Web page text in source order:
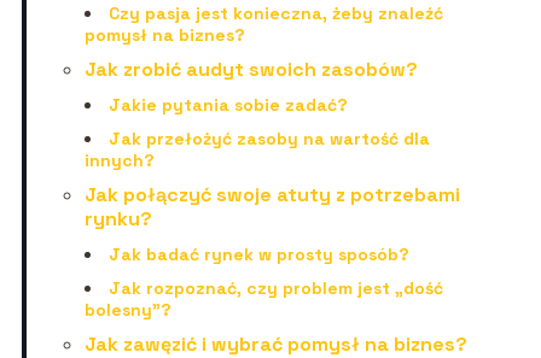
Czy pasja jest konieczna, żeby znaleźć
pomysł na biznes?
Jak zrobić audyt swoich zasobów?
Jakie pytania sobie zadać?
Jak przełożyć zasoby na wartość dla
innych?
Jak połączyć swoje atuty z potrzebami
rynku?
Jak badać rynek w prosty sposób?
Jak rozpoznać, czy problem jest „dość
bolesny”?
Jak zawęzić i wybrać pomysł na biznes?